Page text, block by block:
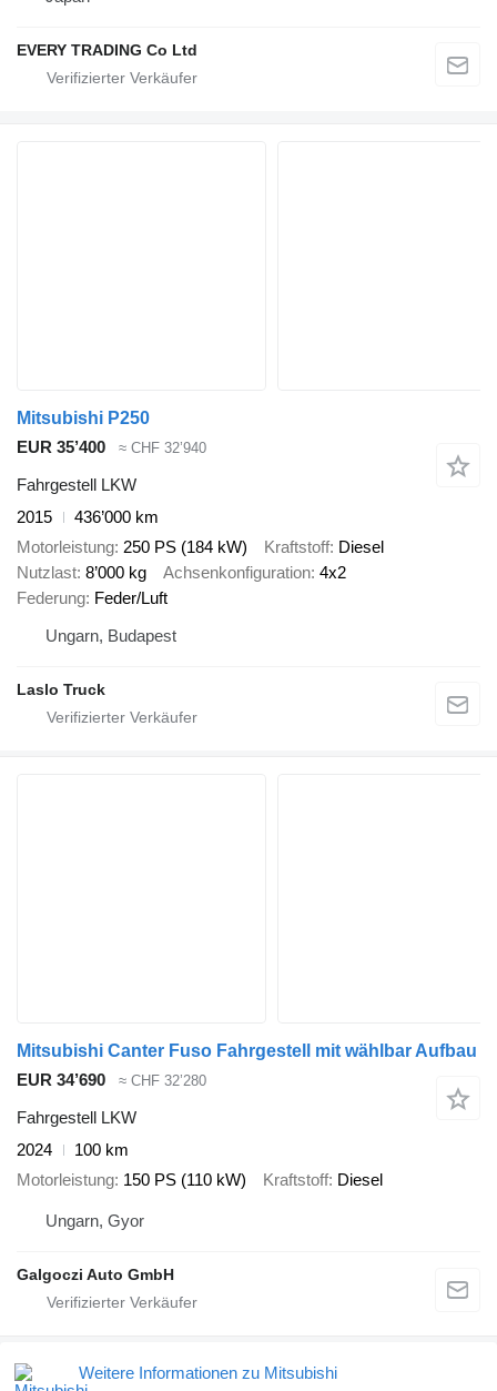
EVERY TRADING Co Ltd
Mitsubishi P250
EUR 35’400
≈ CHF 32’940
Fahrgestell LKW
2015
436’000 km
Motorleistung 250 PS (184 kW) Kraftstoff Diesel
Nutzlast 8’000 kg Achsenkonfiguration 4x2
Federung Feder/Luft
Ungarn, Budapest
Laslo Truck
Mitsubishi Canter Fuso Fahrgestell mit wählbar Aufbau
EUR 34’690
≈ CHF 32’280
Fahrgestell LKW
2024
100 km
Motorleistung 150 PS (110 kW) Kraftstoff Diesel
Ungarn, Gyor
Galgoczi Auto GmbH
Weitere Informationen zu Mitsubishi